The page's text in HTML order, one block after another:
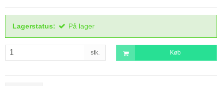
Lagerstatus: På lager
stk. Køb